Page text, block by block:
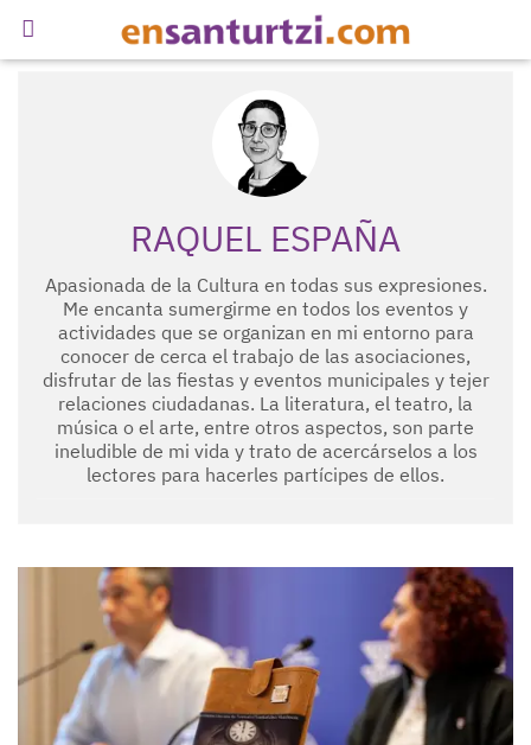
RAQUEL ESPAÑA
Apasionada de la Cultura en todas sus expresiones.
Me encanta sumergirme en todos los eventos y
actividades que se organizan en mi entorno para
conocer de cerca el trabajo de las asociaciones,
disfrutar de las fiestas y eventos municipales y tejer
relaciones ciudadanas. La literatura, el teatro, la
música o el arte, entre otros aspectos, son parte
ineludible de mi vida y trato de acercárselos a los
lectores para hacerles partícipes de ellos.